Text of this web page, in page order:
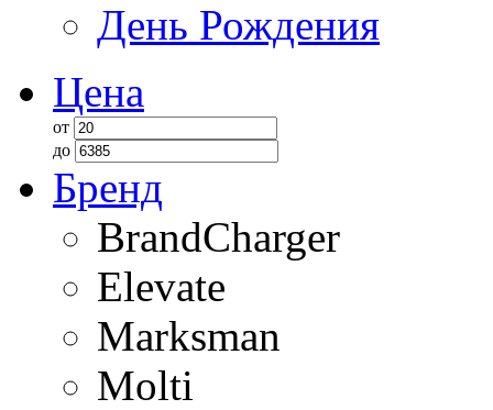
День Рождения
Цена
от
до
Бренд
BrandCharger
Elevate
Marksman
Molti